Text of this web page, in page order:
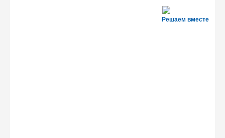
Решаем вместе